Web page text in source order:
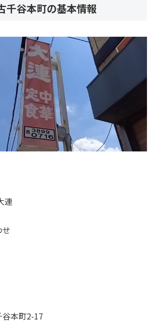
千谷本町の基本情報
連
せ
本町2-17